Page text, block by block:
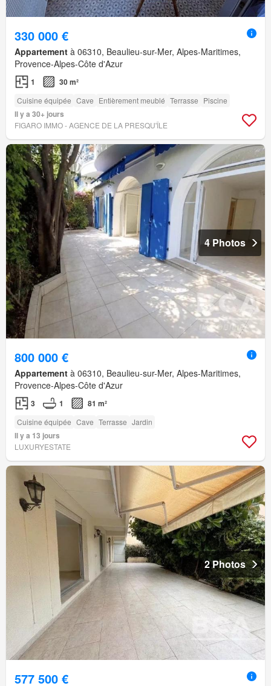
330 000 €
Appartement à 06310, Beaulieu-sur-Mer, Alpes-Maritimes,
Provence-Alpes-Côte d'Azur
1 30 m²
Cuisine équipée Cave Entièrement meublé Terrasse Piscine
Il y a 30+ jours
FIGARO IMMO - AGENCE DE LA PRESQU'ÎLE
4 Photos
800 000 €
Appartement à 06310, Beaulieu-sur-Mer, Alpes-Maritimes,
Provence-Alpes-Côte d'Azur
3 1 81 m²
Cuisine équipée Cave Terrasse Jardin
Il y a 13 jours
LUXURYESTATE
2 Photos
577 500 €